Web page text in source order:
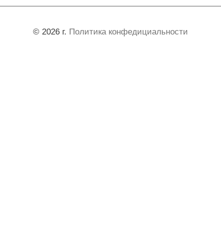
© 2026 г. Политика конфедициальности